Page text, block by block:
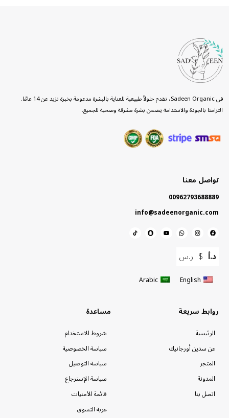
في Sadeen Organic، نقدم حلولاً طبيعية للعناية بالبشرة مدعومة بخبرة تزيد عن 14 عامًا.
التزامنا بالجودة والاستدامة يضمن بشرة مشرقة وصحية للجميع.
تواصل معنا
00962793688889
info@sadeenorganic.com
د.أ $ ر.س
English
Arabic
روابط سريعة
الرئيسية
عن سدين أورجانيك
المتجر
المدونة
اتصل بنا
مساعدة
شروط الاستخدام
سياسة الخصوصية
سياسة التوصيل
سياسة الإسترجاع
قائمة الأمنيات
عربة التسوق